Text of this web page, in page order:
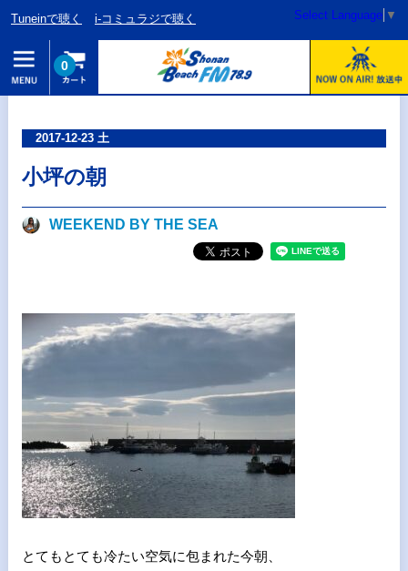
Tuneinで聴く i-コミュラジで聴く Select Language ▼
0
2017-12-23 土
小坪の朝
WEEKEND BY THE SEA
とてもとても冷たい空気に包まれた今朝、